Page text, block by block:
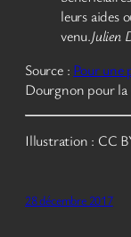
leurs aides
venu.Julien
Source : Pour une
Dourgnon pour la
Illustration : CC
28 décembre 2017